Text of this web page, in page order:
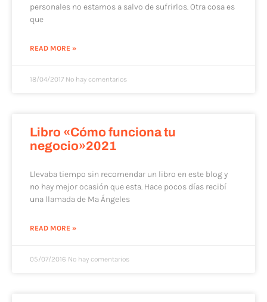
personales no estamos a salvo de sufrirlos. Otra cosa es
que
READ MORE »
18/04/2017 No hay comentarios
Libro «Cómo funciona tu
negocio»2021
Llevaba tiempo sin recomendar un libro en este blog y
no hay mejor ocasión que esta. Hace pocos días recibí
una llamada de Mª Ángeles
READ MORE »
05/07/2016 No hay comentarios